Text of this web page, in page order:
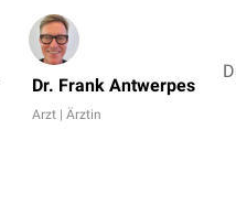
Dr. Frank Antwerpes
Arzt | Ärztin